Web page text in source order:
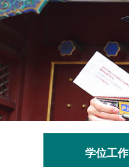
学位工作